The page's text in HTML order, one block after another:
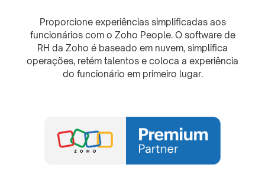
Proporcione experiências simplificadas aos
funcionários com o Zoho People. O software de
RH da Zoho é baseado em nuvem, simplifica
operações, retém talentos e coloca a experiência
do funcionário em primeiro lugar.